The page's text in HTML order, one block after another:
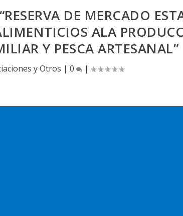
DE MERCADO
ALA
Y PESCA ARTESANAL”
y Otros |0 |